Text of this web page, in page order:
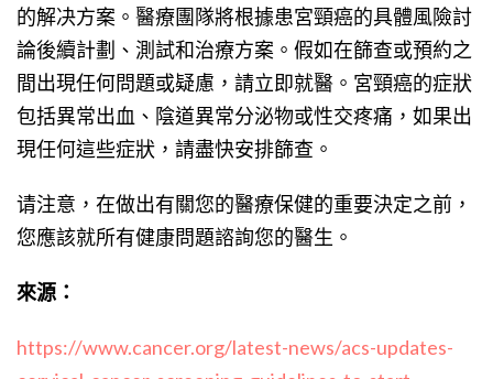
的解决方案。醫療團隊將根據患宮頸癌的具體風險討
論後續計劃、測試和治療方案。假如在篩查或預約之
間出現任何問題或疑慮，請立即就醫。宮頸癌的症狀
包括異常出血、陰道異常分泌物或性交疼痛，如果出
現任何這些症狀，請盡快安排篩查。
请注意，在做出有關您的醫療保健的重要決定之前，
您應該就所有健康問題諮詢您的醫生。
來源：
https://www.cancer.org/latest-news/acs-updates-